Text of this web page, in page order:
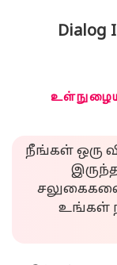
நீங்கள் ஒரு
உங்கள்